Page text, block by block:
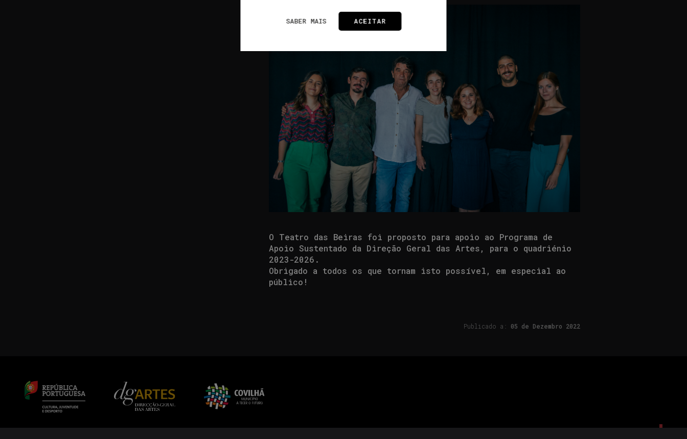
SABER MAIS ACEITAR
O Teatro das Beiras foi proposto para apoio ao Programa de
Apoio Sustentado da Direção Geral das Artes, para o quadriénio
2023-2026.
Obrigado a todos os que tornam isto possível, em especial ao
público!
Publicado a: 05 de Dezembro 2022